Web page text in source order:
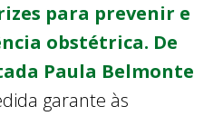
para prevenir e
obstétrica. De
Paula Belmonte
garante às